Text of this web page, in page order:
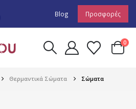
Blog Προσφορές
0
Θερμαντικά Σώματα Σώματα